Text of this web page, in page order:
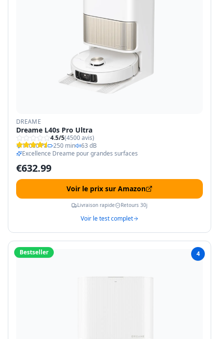
DREAME
Dreame L40s Pro Ultra
4.5/5(4500avis)
11000 Pa
250 min
63 dB
Excellence Dreame pour grandes surfaces
€632.99
Voir le prix sur Amazon
Livraison rapide Retours 30j
Voir le test complet
Bestseller 4